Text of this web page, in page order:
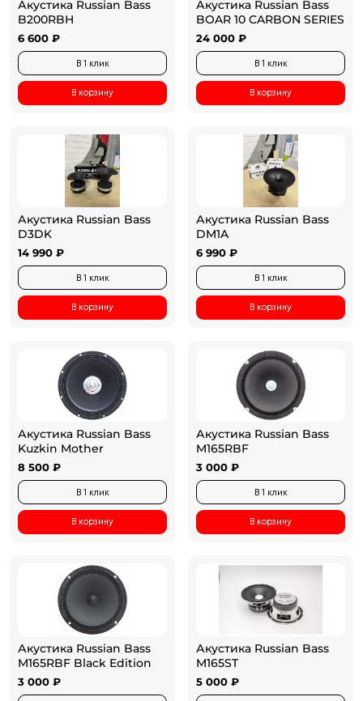
Акустика Russian Bass
B200RBH
6 600 ₽
В 1 клик
В корзину
Акустика Russian Bass
BOAR 10 CARBON SERIES
24 000 ₽
В 1 клик
В корзину
Акустика Russian Bass
D3DK
14 990 ₽
В 1 клик
В корзину
Акустика Russian Bass
DM1A
6 990 ₽
В 1 клик
В корзину
Акустика Russian Bass
Kuzkin Mother
8 500 ₽
В 1 клик
В корзину
Акустика Russian Bass
M165RBF
3 000 ₽
В 1 клик
В корзину
Акустика Russian Bass
M165RBF Black Edition
3 000 ₽
Акустика Russian Bass
M165ST
5 000 ₽